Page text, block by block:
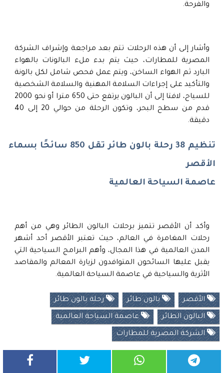
والفرحة.
وأشار إلى أن هذه الرحلات تتم بعد مراجعة وإشراف الشركة
المصرية للمطارات، حيث يتم بدء ملء البالونات بالهواء
البارد ثم الهواء الساخن، ويتم عمل فحص شامل لكل بالونة
والتأكيد على إجراءات السلامة المهنية والسلامة الشخصية
للسياح، لافتا إلى أن البالون يرتفع حتى 650 مترا أو نحو 2000
قدم من سطح البحر، وتكون الرحلة من حوالي 20 إلى 40
دقيقة.
تنظيم 38 رحلة بالون طائر تقل 850 سائحًا بسماء
الأقصر
عاصمة السياحة العالمية
وأكد أن الأقصر تتميز برحلات البالون الطائر وهي من أهم
رحلات المغامرة في العالم، حيث تعتبر الأقصر أحد أشهر
المدن العالمية في هذا المجال، وأهم البرامج السياحية التي
يقبل عليها السائحون المتوافدون لزيارة المعالم والمقاصد
الأثرية والسياحية في عاصمة السياحة العالمية.
الأقصر بالون طائر رحلة بالون طائر
البالون الطائر عاصمة السياحة العالمية
الشركة المصرية للمطارات